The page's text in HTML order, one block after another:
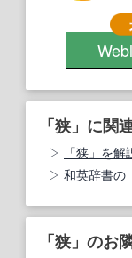
「狭」に関
「狭」を
和英辞書の
「狭」のお